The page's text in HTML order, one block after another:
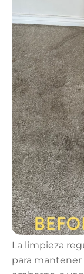
La limpieza
para mantener